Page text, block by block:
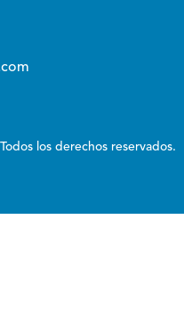
los derechos reservados.